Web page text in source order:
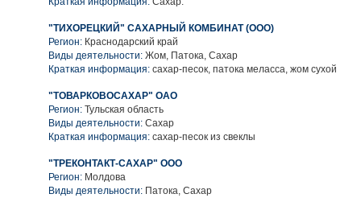
"ТИХОРЕЦКИЙ" САХАРНЫЙ КОМБИНАТ (ООО)
Регион: Краснодарский край
Виды деятельности: Жом, Патока, Сахар
Краткая информация: сахар-песок, патока меласса, жом сухой
"ТОВАРКОВОСАХАР" ОАО
Регион: Тульская область
Виды деятельности: Сахар
Краткая информация: сахар-песок из свеклы
"ТРЕКОНТАКТ-САХАР" ООО
Регион: Молдова
Виды деятельности: Патока, Сахар